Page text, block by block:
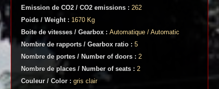
Emission de CO2 / CO2 emissions :262
Poids / Weight : 1670 Kg
Boite de vitesses / Gearbox :Automatique / Automatic
Nombre de rapports / Gearbox ratio :5
Nombre de portes / Number of doors :2
Nombre de places / Number of seats :2
Couleur / Color :gris clair